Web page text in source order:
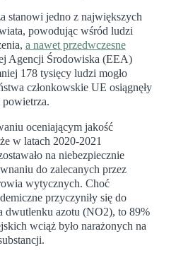
stanowi jedno z największych
powodując wśród ludzi
a nawet przedwczesne
Agencji Środowiska (EEA)
178 tysięcy ludzi mogło
członkowskie UE osiągnęły
oceniającym jakość
w latach 2020-2021
na niebezpiecznie
do zalecanych przez
wytycznych. Choć
przyczyniły się do
dwutlenku azotu (NO2), to 89%
wciąż było narażonych na